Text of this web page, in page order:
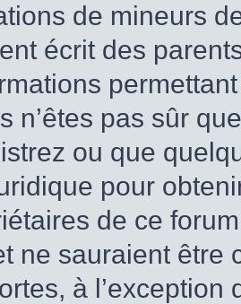
de mineurs
écrit des
n’êtes pas sûr
ou que
pour
de ce
ne sauraient être
à